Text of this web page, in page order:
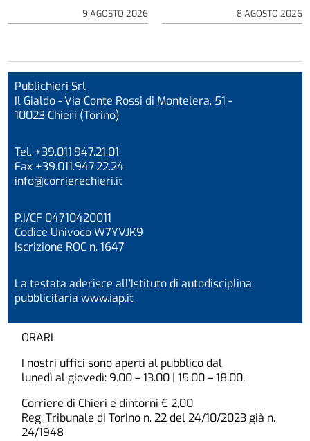
9 AGOSTO 2026 8 AGOSTO 2026
Publichieri Srl
Il Gialdo - Via Conte Rossi di Montelera, 51 -
10023 Chieri (Torino)
Tel. +39.011.947.21.01
Fax +39.011.947.22.24
info@corrierechieri.it
P.I/CF 04710420011
Codice Univoco W7YVJK9
Iscrizione ROC n. 1647
La testata aderisce all’Istituto di autodisciplina
pubblicitariawww.iap.it
ORARI
I nostri uffici sono aperti al pubblico dal
lunedì al giovedì: 9.00 – 13.00 | 15.00 – 18.00.
Corriere di Chieri e dintorni € 2,00
Reg. Tribunale di Torino n. 22 del 24/10/2023 già n.
24/1948